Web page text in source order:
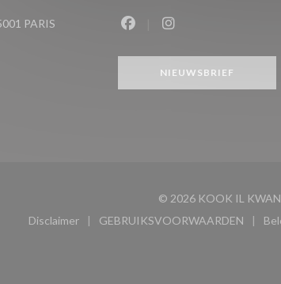
PARIS((opent in een nieuw venster))
NIEUWSBRIEF
© 2026 KOOK IL
Disclaimer
((opent in een nieuw venster))
GEBRUIKSVOORWAARDEN
((opent in een